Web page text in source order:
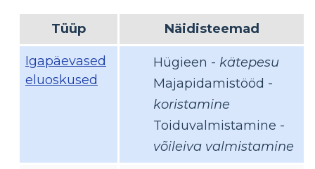
Tüüp Näidisteemad
Igapäevased
eluoskused
Hügieen - kätepesu
Majapidamistööd -
koristamine
Toiduvalmistamine -
võileiva valmistamine